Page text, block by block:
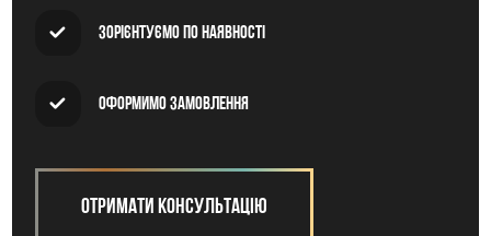
Зорієнтуємо по наявності
Оформимо замовлення
Отримати консультацію